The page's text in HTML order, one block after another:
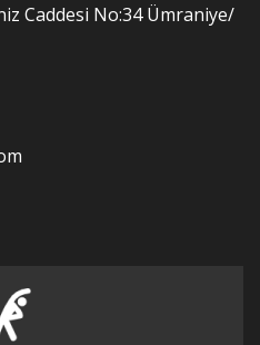
Caddesi No:34 Ümraniye/